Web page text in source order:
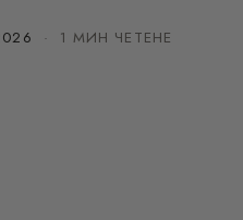
· 1 МИН ЧЕТЕНЕ